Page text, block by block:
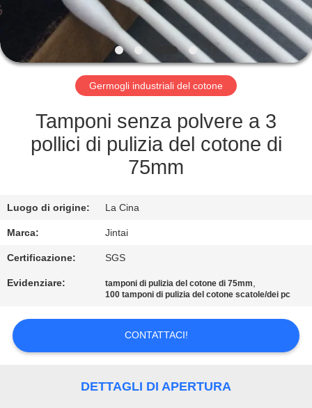
FABBRICA
CONTROLLO
DELLA
QUALITÀ
CONTATTACI
CASI
PREVENTIVO
MAPPA
DEL
Germogli industriali del cotone
Tamponi senza polvere a 3
pollici di pulizia del cotone di
75mm
Luogo di origine: La Cina
Marca: Jintai
Certificazione: SGS
Evidenziare: tamponi di pulizia del cotone di 75mm,
100 tamponi di pulizia del cotone scatole/dei pc
CONTATTACI!
DETTAGLI DI APERTURA